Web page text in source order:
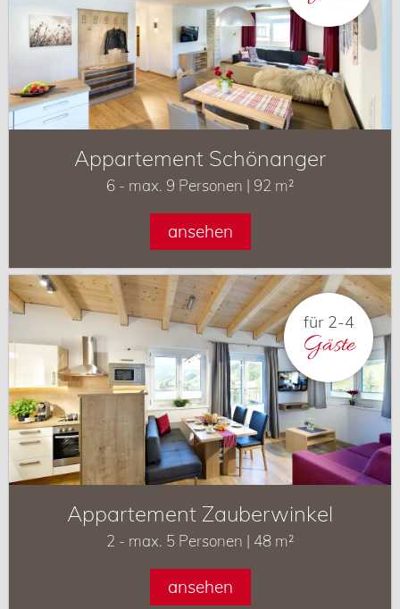
Appartement Schönanger
6 - max. 9 Personen | 92 m²
ansehen
für 2-4
Gäste
Appartement Zauberwinkel
2 - max. 5 Personen | 48 m²
ansehen